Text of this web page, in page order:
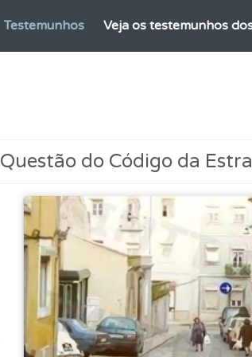
Testemunhos Veja os testemunhos
Questões Pode guardar uma questão
Questões As questões que usamos
Ajuda Use os atalhos de teclado para
Questão do Código da